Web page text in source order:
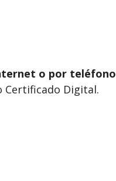
o por teléfono
Certificado Digital.